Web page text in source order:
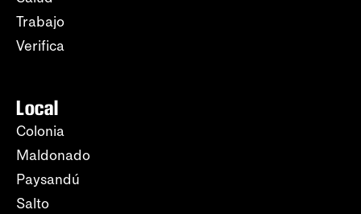
Trabajo
Verifica
Local
Colonia
Maldonado
Paysandú
Salto